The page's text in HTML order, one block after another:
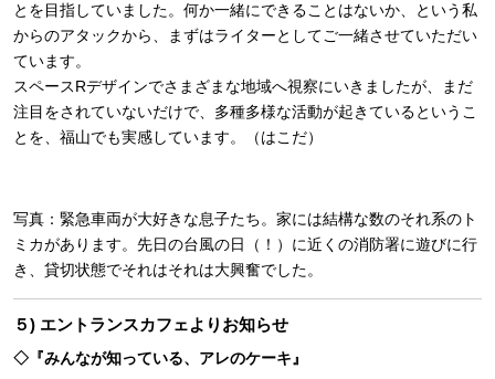
とを目指していました。何か一緒にできることはないか、という私
からのアタックから、まずはライターとしてご一緒させていただい
ています。
スペースRデザインでさまざまな地域へ視察にいきましたが、まだ
注目をされていないだけで、多種多様な活動が起きているというこ
とを、福山でも実感しています。（はこだ）
写真：緊急車両が大好きな息子たち。家には結構な数のそれ系のト
ミカがあります。先日の台風の日（！）に近くの消防署に遊びに行
き、貸切状態でそれはそれは大興奮でした。
５) エントランスカフェよりお知らせ
◇『みんなが知っている、アレのケーキ』